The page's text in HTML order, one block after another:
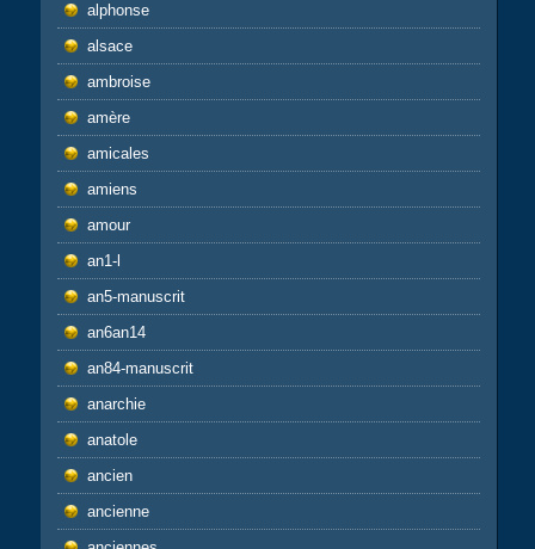
alphonse
alsace
ambroise
amère
amicales
amiens
amour
an1-l
an5-manuscrit
an6an14
an84-manuscrit
anarchie
anatole
ancien
ancienne